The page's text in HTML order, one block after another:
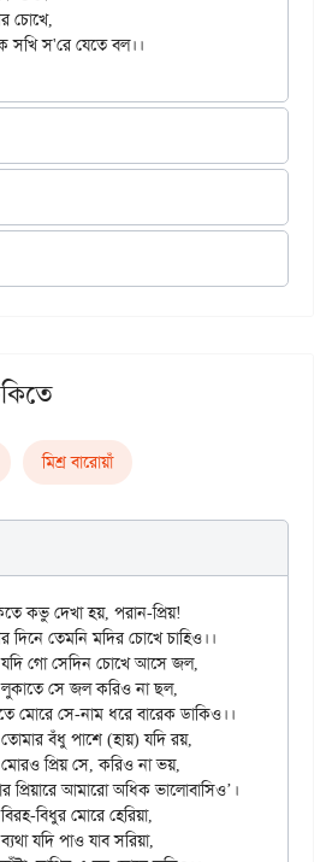
মিশ্র বারোয়াঁ
কভু দেখা হয়, পরান-প্রিয়!
দিনে তেমনি মদির চোখে চাহিও।।
মোরে সে-নাম ধরে বারেক ডাকিও।।
প্রিয়ারে আমারো অধিক ভালোবাসিও’।।‌